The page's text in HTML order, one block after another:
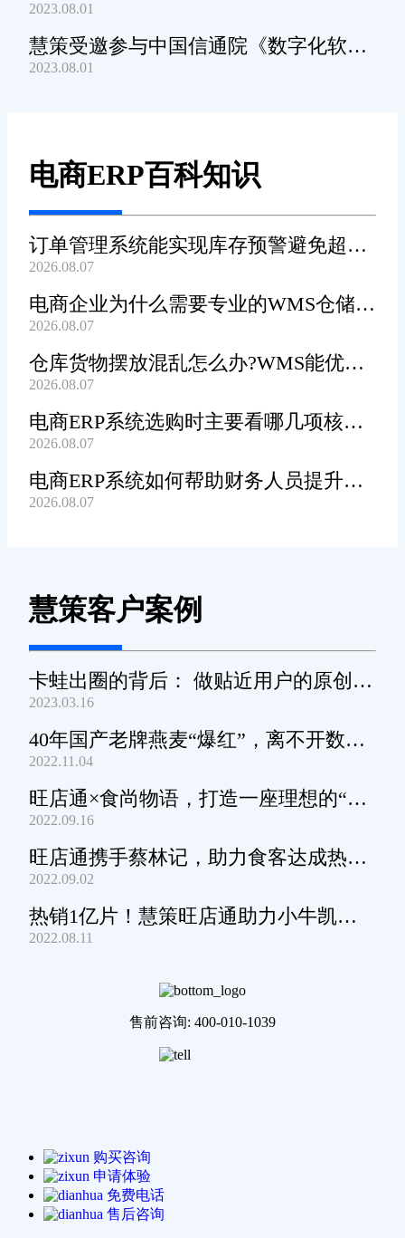
产品及服务能力》规范编制工作
2023.08.01
慧策受邀参与中国信通院《数字化软件
产品及服务能力》规范编制工作
2023.08.01
电商ERP百科知识
订单管理系统能实现库存预警避免超卖
吗?
2026.08.07
电商企业为什么需要专业的WMS仓储管
理系统?
2026.08.07
仓库货物摆放混乱怎么办?WMS能优化
货位吗?
2026.08.07
电商ERP系统选购时主要看哪几项核心
功能?
2026.08.07
电商ERP系统如何帮助财务人员提升对
账工作效率?
2026.08.07
慧策客户案例
卡蛙出圈的背后： 做贴近用户的原创小
家电
2023.03.16
40年国产老牌燕麦“爆红”，离不开数字
化工具的支撑
2022.11.04
旺店通×食尚物语，打造一座理想的“零
食王国”
2022.09.16
旺店通携手蔡林记，助力食客达成热干
面自由
2022.09.02
热销1亿片！慧策旺店通助力小牛凯西
通关家庭牛排圈~
2022.08.11
售前咨询: 400-010-1039
购买咨询
申请体验
免费电话
售后咨询